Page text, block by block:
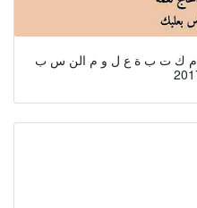
م ك ت ب ة ع ل و م الن س ب Genealogical Library Science